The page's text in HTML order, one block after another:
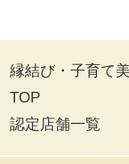
縁結び・子育て
TOP
認定店舗一覧